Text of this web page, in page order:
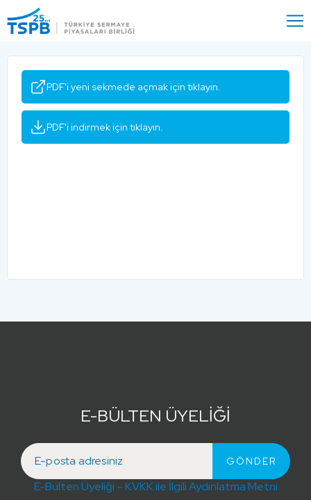
Close
PDF'i yeni sekmede açmak için tıklayın.
PDF'i indirmek için tıklayın.
E-BÜLTEN ÜYELİĞİ
E-Bülten Üyeliği – KVKK ile İlgili Aydınlatma Metni